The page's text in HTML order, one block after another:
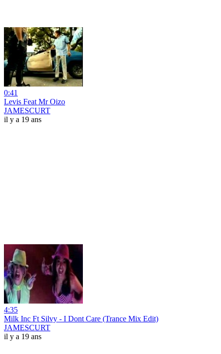
0:41
Levis Feat Mr Oizo
JAMESCURT
il y a 19 ans
4:35
Milk Inc Ft Silvy - I Dont Care (Trance Mix Edit)
JAMESCURT
il y a 19 ans